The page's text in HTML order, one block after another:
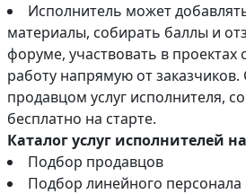
Исполнитель может
материалы, собирать баллы и
форуме, участвовать в проектах
работу напрямую от заказчиков.
продавцом услуг исполнителя,
бесплатно на старте.
Каталог услуг исполнителей
Подбор продавцов
Подбор линейного